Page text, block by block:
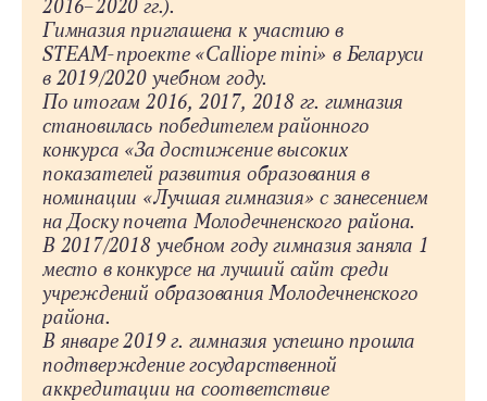
2016–2020 гг.).
Гимназия приглашена к участию в
STEAM‑проекте «Calliope mini» в Беларуси
в 2019/2020 учебном году.
По итогам 2016, 2017, 2018 гг. гимназия
становилась победителем районного
конкурса «За достижение высоких
показателей развития образования в
номинации «Лучшая гимназия» с занесением
на Доску почета Молодечненского района.
В 2017/2018 учебном году гимназия заняла 1
место в конкурсе на лучший сайт среди
учреждений образования Молодечненского
района.
В январе 2019 г. гимназия успешно прошла
подтверждение государственной
аккредитации на соответствие